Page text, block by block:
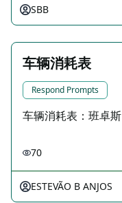
SBB
车辆消耗表
Respond Prompts
车辆消耗表：班卓斯
70
ESTEVÃO B ANJOS